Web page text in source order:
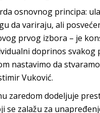
osnovnog principa:
da variraju, ali
prvog izbora – je
doprinos svakog
nastavimo da
Vuković.
zaredom dodeljuje
se zalažu za